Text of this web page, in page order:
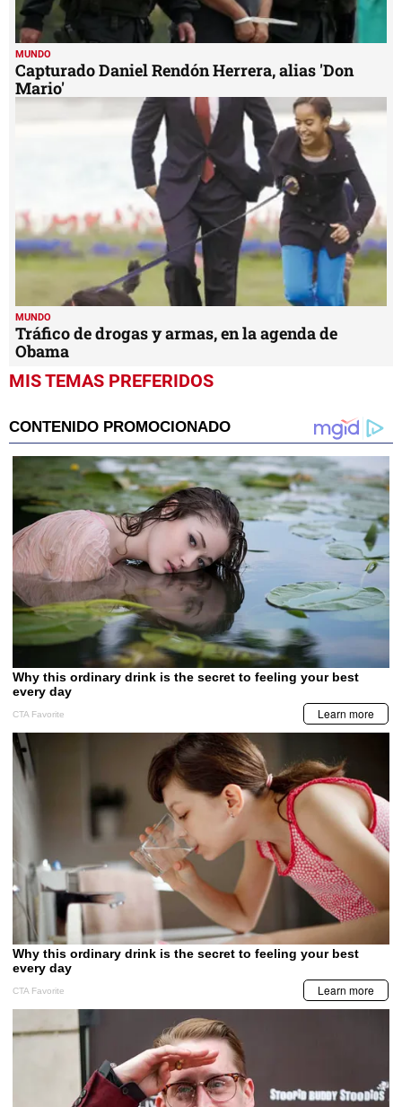
MUNDO
Capturado Daniel Rendón Herrera, alias 'Don
Mario'
MUNDO
Tráfico de drogas y armas, en la agenda de
Obama
MIS TEMAS PREFERIDOS